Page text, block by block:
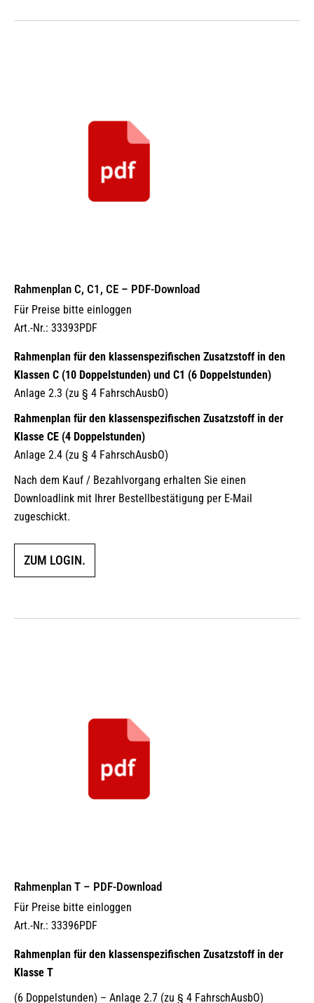
Rahmenplan C, C1, CE – PDF-Download
Für Preise bitte einloggen
Art.-Nr.: 33393PDF
Rahmenplan für den klassenspezifischen Zusatzstoff in den
Klassen C (10 Doppelstunden) und C1 (6 Doppelstunden)
Anlage 2.3 (zu § 4 FahrschAusbO)
Rahmenplan für den klassenspezifischen Zusatzstoff in der
Klasse CE (4 Doppelstunden)
Anlage 2.4 (zu § 4 FahrschAusbO)
Nach dem Kauf / Bezahlvorgang erhalten Sie einen
Downloadlink mit Ihrer Bestellbestätigung per E-Mail
zugeschickt.
ZUM LOGIN.
Rahmenplan T – PDF-Download
Für Preise bitte einloggen
Art.-Nr.: 33396PDF
Rahmenplan für den klassenspezifischen Zusatzstoff in der
Klasse T
(6 Doppelstunden) – Anlage 2.7 (zu § 4 FahrschAusbO)